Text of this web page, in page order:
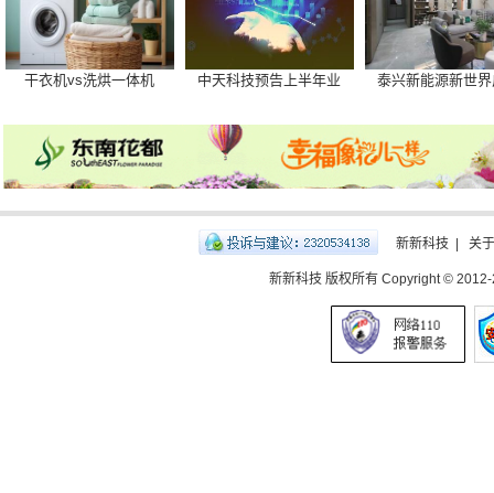
干衣机vs洗烘一体机 中天科技预告上半年业 泰兴新能源新世
新新科技 关于
新新科技 版权所有 Copyright © 2012-